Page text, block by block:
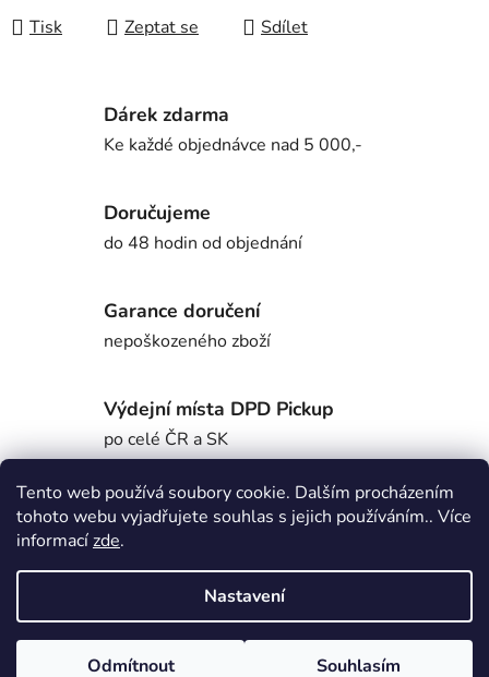
Tento web používá soubory cookie. Dalším procházením
tohoto webu vyjadřujete souhlas s jejich používáním.. Více
informacízde.
Nastavení
Odmítnout Souhlasím
Tisk Zeptat se Sdílet
Dárek zdarma
Ke každé objednávce nad 5 000,-
Doručujeme
do 48 hodin od objednání
Garance doručení
nepoškozeného zboží
Výdejní místa DPD Pickup
po celé ČR a SK
Popis
Vytvořil Shoptet